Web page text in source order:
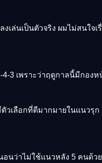
ล่นเป็นตัวจริง ผมไม่สนใจ
4-3 เพราะว่าฤดูกาลนี้มีก
วเลือกที่ดีมากมายในแนวรุ
นว่าไม่ใช้แนวหลัง 5 คนด้ว